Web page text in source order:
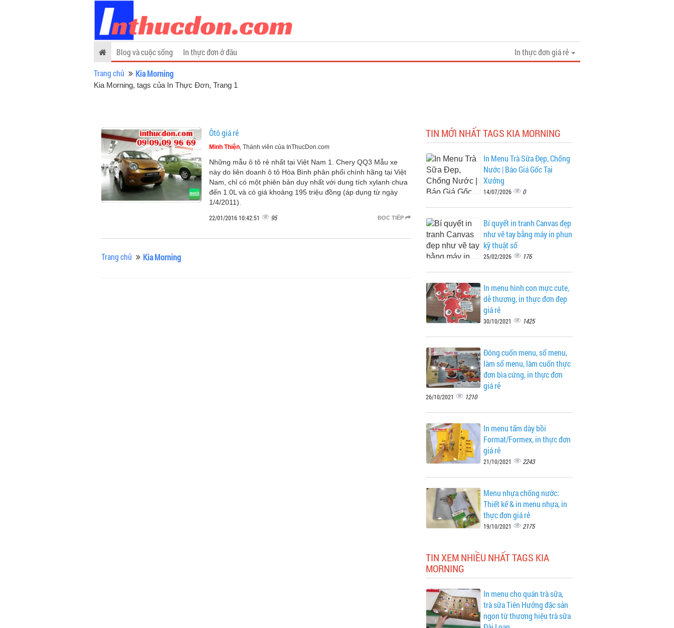
In thực đơn giá rẻ
Blog và cuộc sống
In thực đơn ở đâu
Trang chủ
Kia Morning
Kia Morning, tags của In Thực Đơn, Trang 1
Ôtô giá rẻ
Minh Thiện, Thành viên của InThucDon.com
Những mẫu ô tô rẻ nhất tại Việt Nam 1. Chery QQ3 Mẫu xe
này do liên doanh ô tô Hòa Bình phân phối chính hãng tại Việt
Nam, chỉ có một phiên bản duy nhất với dung tích xylanh chưa
đến 1.0L và có giá khoảng 195 triệu đồng (áp dụng từ ngày
1/4/2011).
ĐỌC TIẾP
22/01/2016 10:42:51 95
Trang chủ Kia Morning
TIN MỚI NHẤT TAGS KIA MORNING
In Menu Trà Sữa Đẹp, Chống
Nước | Báo Giá Gốc Tại
Xưởng
14/07/2026 0
Bí quyết in tranh Canvas đẹp
như vẽ tay bằng máy in phun
kỹ thuật số
25/02/2026 176
In menu hình con mực cute,
dễ thương, in thực đơn đẹp
giá rẻ
30/10/2021 1425
Đóng cuốn menu, sổ menu,
làm sổ menu, làm cuốn thực
đơn bìa cứng, in thực đơn
giá rẻ
26/10/2021 1210
In menu tấm dày bồi
Format/Formex, in thực đơn
giá rẻ
21/10/2021 2243
Menu nhựa chống nước:
Thiết kế & in menu nhựa, in
thực đơn giá rẻ
19/10/2021 2175
TIN XEM NHIỀU NHẤT TAGS KIA
MORNING
In menu cho quán trà sữa,
trà sữa Tiên Hưởng đặc sản
ngon từ thương hiệu trà sữa